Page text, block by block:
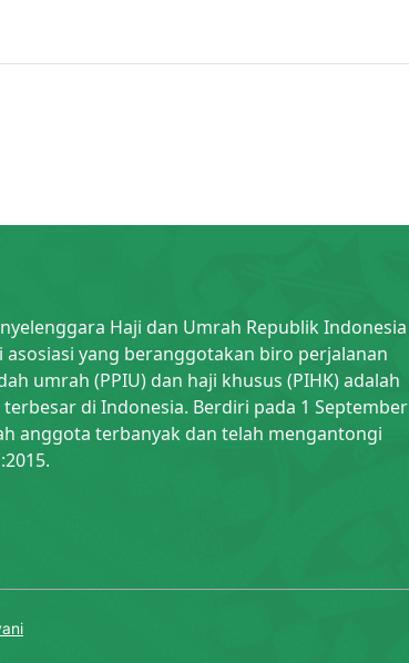
Haji dan Umrah Republik Indonesia
asosiasi yang beranggotakan biro perjalanan
umrah (PPIU) dan haji khusus (PIHK) adalah
di Indonesia. Berdiri pada 1 September
anggota terbanyak dan telah mengantongi